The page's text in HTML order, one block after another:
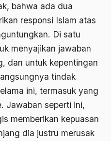
bahwa ada dua
responsi Islam atas
Di satu
menyajikan jawaban
dan untuk kepentingan
tindak
ini, termasuk yang
Jawaban seperti ini,
memberikan kepuasan
dia justru merusak